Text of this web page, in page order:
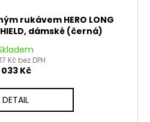
rukávem HERO LONG
dámské (černá)
Kč bez DPH
033 Kč
DETAIL